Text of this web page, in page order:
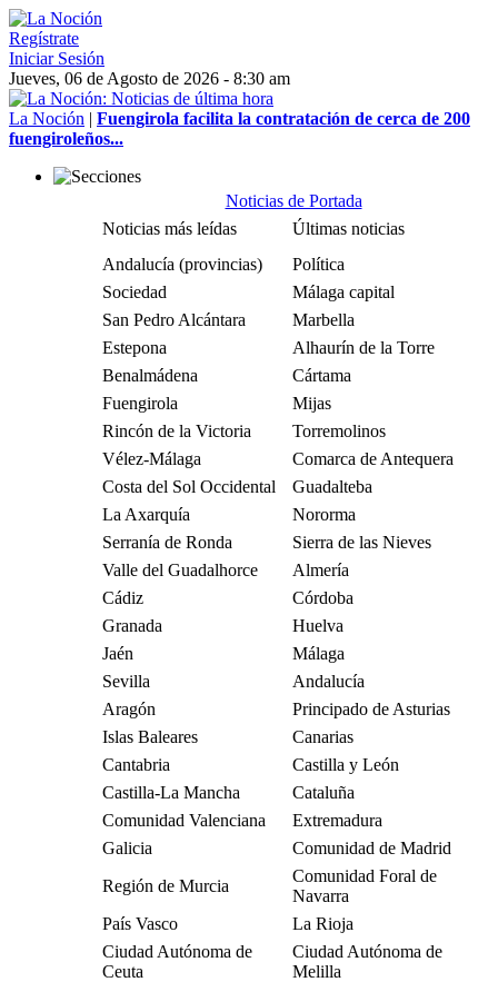
Regístrate
Iniciar Sesión
Jueves, 06 de Agosto de 2026 - 8:30 am
La Noción | Fuengirola facilita la contratación de cerca de 200
fuengiroleños...
Noticias de Portada
Noticias más leídas
Últimas noticias
Andalucía (provincias)
Política
Sociedad
Málaga capital
San Pedro Alcántara
Marbella
Estepona
Alhaurín de la Torre
Benalmádena
Cártama
Fuengirola
Mijas
Rincón de la Victoria
Torremolinos
Vélez-Málaga
Comarca de Antequera
Costa del Sol Occidental
Guadalteba
La Axarquía
Nororma
Serranía de Ronda
Sierra de las Nieves
Valle del Guadalhorce
Almería
Cádiz
Córdoba
Granada
Huelva
Jaén
Málaga
Sevilla
Andalucía
Aragón
Principado de Asturias
Islas Baleares
Canarias
Cantabria
Castilla y León
Castilla-La Mancha
Cataluña
Comunidad Valenciana
Extremadura
Galicia
Comunidad de Madrid
Región de Murcia
Comunidad Foral de
Navarra
País Vasco
La Rioja
Ciudad Autónoma de
Ceuta
Ciudad Autónoma de
Melilla